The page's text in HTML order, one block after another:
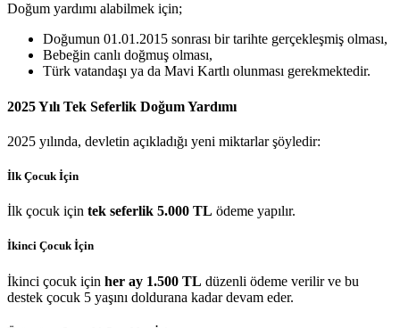
Doğum yardımı alabilmek için;
Doğumun 01.01.2015 sonrası bir tarihte gerçekleşmiş olması,
Bebeğin canlı doğmuş olması,
Türk vatandaşı ya da Mavi Kartlı olunması gerekmektedir.
2025 Yılı Tek Seferlik Doğum Yardımı
2025 yılında, devletin açıkladığı yeni miktarlar şöyledir:
İlk Çocuk İçin
İlk çocuk için tek seferlik 5.000 TL ödeme yapılır.
İkinci Çocuk İçin
İkinci çocuk için her ay 1.500 TL düzenli ödeme verilir ve bu
destek çocuk 5 yaşını doldurana kadar devam eder.